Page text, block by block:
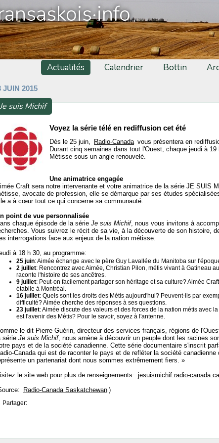
Actualités Calendrier Bottin
JUIN 2015
Je suis Michif
Voyez la série télé en rediffusion cet été
Dès le 25 juin, Radio-Canada vous présentera en
Durant cinq semaines dans tout l'Ouest, chaque jeudi à
Métisse sous un angle renouvelé.
Une animatrice engagée
Craft sera notre intervenante et votre animatrice de la série JE SUIS
avocate de profession, elle se démarque par ses études
a à cœur tout ce qui concerne sa communauté.
point de vue personnalisée
chaque épisode de la série Je suis Michif, nous vous invitons à
Vous suivrez le récit de sa vie, à la découverte de son histoire,
interrogations face aux enjeux de la nation métisse.
à 18 h 30, au programme:
25 juin: Aimée échange avec le père Guy Lavallée du Manitoba sur
2 juillet: Rencontrez avec Aimée, Christian Pilon, métis vivant à Gatineau
raconte l'histoire de ses ancêtres.
9 juillet: Peut-on facilement partager son héritage et sa culture? Aimée
établie à Montréal.
16 juillet: Quels sont les droits des Métis aujourd'hui? Peuvent-ils par
difficulté? Aimée cherche des réponses à ses questions.
23 juillet: Aimée discute des valeurs et des forces de la nation métis avec
est l'avenir des Métis? Pour le savoir, soyez à l'antenne.
le dit Pierre Guérin, directeur des services français, régions de
série Je suis Michif, nous amène à découvrir un peuple dont les racines
pays et de la société canadienne. Cette série documentaire s'inscrit
Canada qui est de raconter le pays et de refléter la société
un partenariat dont nous sommes extrêmement fiers. »
le site web pour plus de renseignements: jesuismichif.radio-canada.ca
Radio-Canada Saskatchewan )
Partager: